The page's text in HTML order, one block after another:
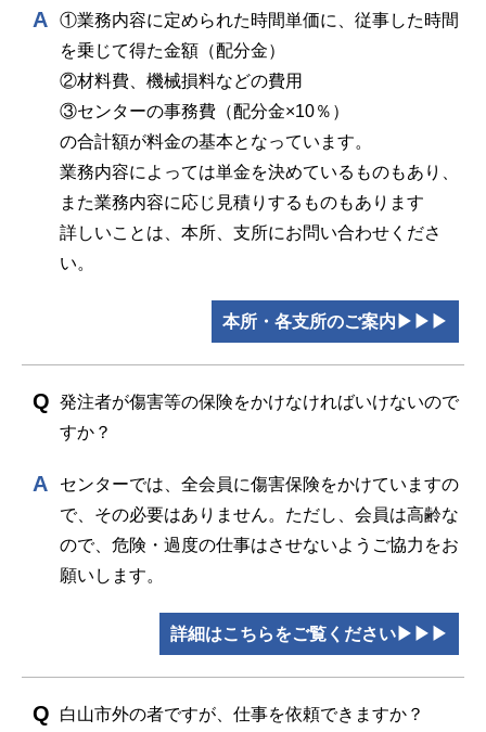
①業務内容に定められた時間単価に、従事した時間
を乗じて得た金額（配分金）
②材料費、機械損料などの費用
③センターの事務費（配分金×10％）
の合計額が料金の基本となっています。
業務内容によっては単金を決めているものもあり、
また業務内容に応じ見積りするものもあります
詳しいことは、本所、支所にお問い合わせくださ
い。
本所・各支所のご案内▶▶▶
発注者が傷害等の保険をかけなければいけないので
すか？
センターでは、全会員に傷害保険をかけていますの
で、その必要はありません。ただし、会員は高齢な
ので、危険・過度の仕事はさせないようご協力をお
願いします。
詳細はこちらをご覧ください▶▶▶
白山市外の者ですが、仕事を依頼できますか？